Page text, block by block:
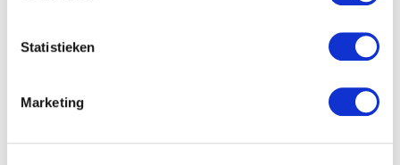
Statistieken
Marketing